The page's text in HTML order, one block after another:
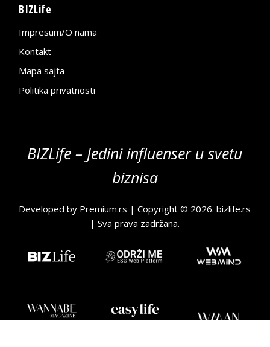
BIZLife
Impresum/O nama
Kontakt
Mapa sajta
Politika privatnosti
BIZLife – Jedini influenser u svetu
biznisa
Developed by Premium.rs | Copyright © 2026.bizlife.rs
| Sva prava zadržana.